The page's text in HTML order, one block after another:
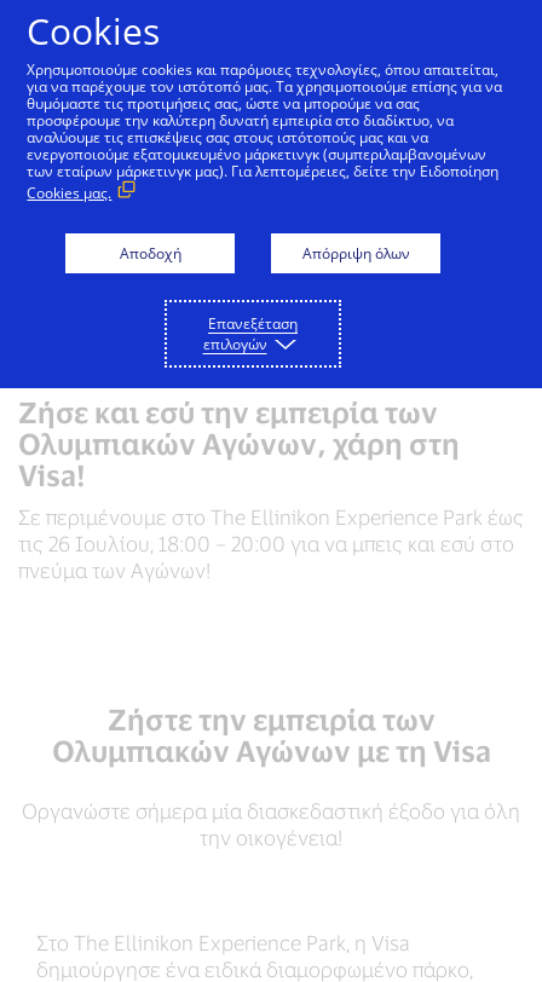
Ζήσε και εσύ την εμπειρία των
Ολυμπιακών Αγώνων, χάρη στη
Visa!
Σε περιμένουμε στο The Ellinikon Experience Park έως
τις 26 Ιουλίου, 18:00 – 20:00 για να μπεις και εσύ στο
πνεύμα των Αγώνων!
Ζήστε την εμπειρία των
Ολυμπιακών Αγώνων με τη Visa
Οργανώστε σήμερα μία διασκεδαστική έξοδο για όλη
την οικογένεια!
Στο The Ellinikon Experience Park, η Visa
δημιούργησε ένα ειδικά διαμορφωμένο πάρκο,
Cookies
Χρησιμοποιούμε cookies και παρόμοιες τεχνολογίες, όπου απαιτείται,
για να παρέχουμε τον ιστότοπό μας. Τα χρησιμοποιούμε επίσης για να
θυμόμαστε τις προτιμήσεις σας, ώστε να μπορούμε να σας
προσφέρουμε την καλύτερη δυνατή εμπειρία στο διαδίκτυο, να
αναλύουμε τις επισκέψεις σας στους ιστότοπούς μας και να
ενεργοποιούμε εξατομικευμένο μάρκετινγκ (συμπεριλαμβανομένων
των εταίρων μάρκετινγκ μας). Για λεπτομέρειες, δείτε την Ειδοποίηση
Cookies μας.
Αποδοχή Απόρριψη όλων
Επανεξέταση
επιλογών